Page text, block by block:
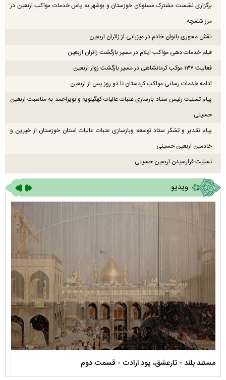
برگزاری نشست مشترک مسئولان خوزستان و بوشهر به پاس خدمات مواکب اربعین در
مرز شلمچه
نقش محوری بانوان خادم در میزبانی از زائران اربعین
فیلم خدمات دهی مواکب ایلام در مسیر بازگشت زائران اربعین
فعالیت ۱۳۷ موکب کرمانشاهی در مسیر بازگشت زوار اربعین
ادامه خدمات رسانی مواکب کردستان تا دو روز پس از اربعین
پیام تسلیت رئیس ستاد بازسازی عتبات عالیات کهگیلویه و بویراحمد به مناسبت اربعین
حسینی
پیام تقدیر و تشکر ستاد توسعه وبازسازی عتبات عالیات استان خوزستان از خیرین و
خادمین اربعین حسینی
تسلیت فرارسیدن اربعین حسینی
ویدیو
مستند بلند - تارعشق، پود ارادت - قسمت دوم